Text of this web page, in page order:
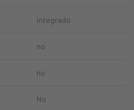
integrado
no
no
No